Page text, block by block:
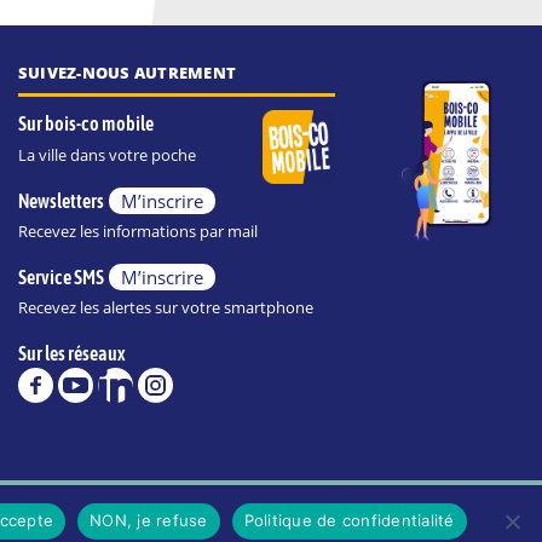
SUIVEZ-NOUS AUTREMENT
Sur bois-co mobile
La ville dans votre poche
Newsletters M’inscrire
Recevez les informations par mail
Service SMS M’inscrire
Recevez les alertes sur votre smartphone
Sur les réseaux
POLITIQUE DE CONFIDENTIALITÉ DE LA VILLE
NON, je refuse Politique de confidentialité